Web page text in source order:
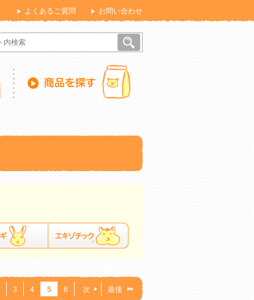
よくあるご質問 お問い合わせ
3 4 5 6 次 最後